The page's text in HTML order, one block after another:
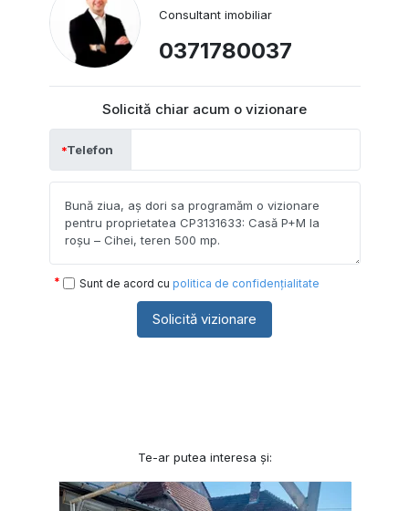
Consultant imobiliar
0371780037
Solicită chiar acum o vizionare
Telefon
Sunt de acord cu politica de confidențialitate
Solicită vizionare
Te-ar putea interesa și: